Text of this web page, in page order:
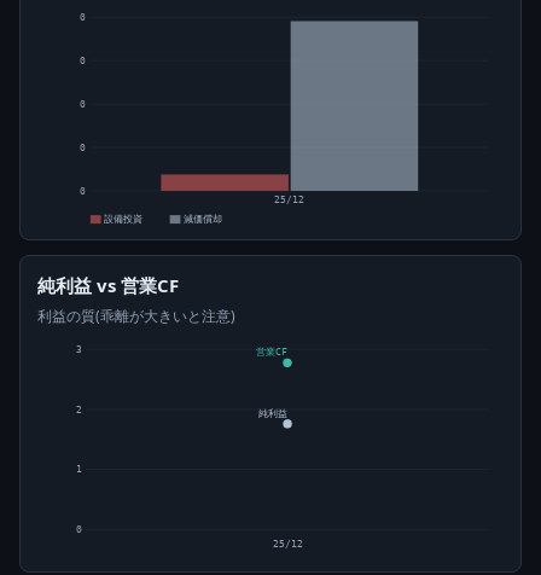
0
0
0
0
0
25/12
設備投資
減価償却
純利益 vs 営業CF
利益の質(乖離が大きいと注意)
0
1
2
3 営業CF
純利益
25/12